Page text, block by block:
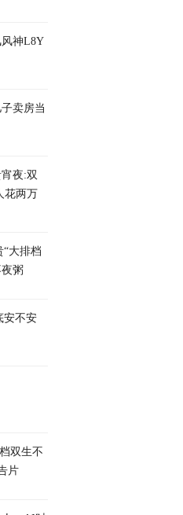
神L8Y
卖房当
夜:双
花两万
“大排档
粥
安不安
双生不
片